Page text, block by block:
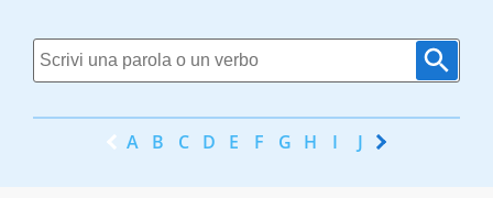
A B C D E F G H I J K